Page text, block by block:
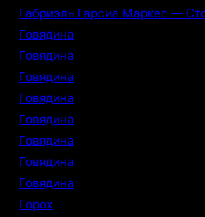
Габриэль Гарсиа Маркес —
Говядина
Говядина
Говядина
Говядина
Говядина
Говядина
Говядина
Говядина
Горох